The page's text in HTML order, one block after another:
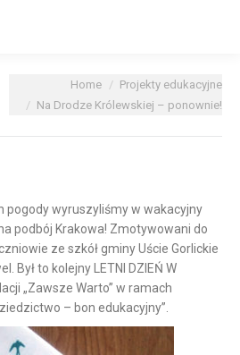
You are here:Home
Projekty edukacyjne
Na Drodze Królewskiej – ponownie!
pogody wyruszyliśmy w wakacyjny
podbój Krakowa! Zmotywowani do
ze szkół gminy Uście Gorlickie
Był to kolejny LETNI DZIEŃ W
„Zawsze Warto” w ramach
– bon edukacyjny”.